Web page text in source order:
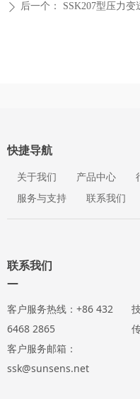
ꄲ 后一个： SSK207型压力变
快捷导航
关于我们 产品中心
服务与支持
联系我们
联系我们
—
客户服务热线：+86 432
6468 2865
客户服务邮箱：
ssk@sunsens.net